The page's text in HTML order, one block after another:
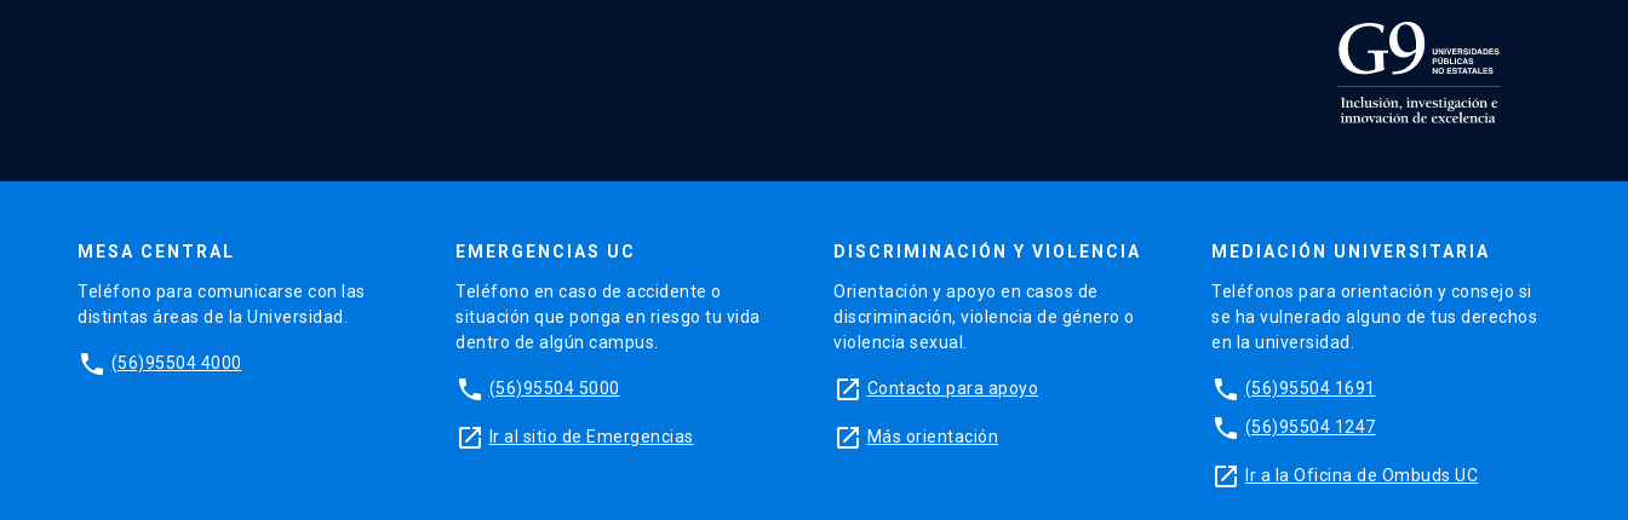
MESA CENTRAL
Teléfono para comunicarse con las
distintas áreas de la Universidad.
phone (56)95504 4000
EMERGENCIAS UC
Teléfono en caso de accidente o
situación que ponga en riesgo tu vida
dentro de algún campus.
phone (56)95504 5000
launch Ir al sitio de Emergencias
DISCRIMINACIÓN Y VIOLENCIA
Orientación y apoyo en casos de
discriminación, violencia de género o
violencia sexual.
launch Contacto para apoyo
launch Más orientación
MEDIACIÓN UNIVERSITARIA
Teléfonos para orientación y consejo si
se ha vulnerado alguno de tus derechos
en la universidad.
phone (56)95504 1691
phone (56)95504 1247
launch Ir a la Oficina de Ombuds UC